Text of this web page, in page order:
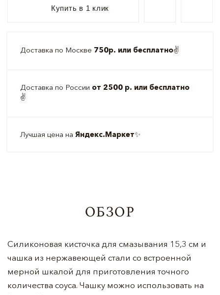
Купить в 1 клик
Доставка по Москве 750р. или бесплатно✌️
Доставка по России от 2500 р. или бесплатно
✌️
Лучшая цена на Яндекс.Маркет✨
ОБЗОР
Силиконовая кисточка для смазывания 15,3 см и
чашка из нержавеющей стали со встроенной
мерной шкалой для приготовления точного
количества соуса. Чашку можно использовать на